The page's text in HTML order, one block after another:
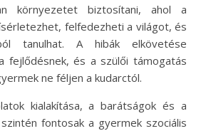
környezetet biztosítani, ahol a
felfedezheti a világot, és
tanulhat. A hibák elkövetése
fejlődésnek, és a szülői támogatás
ne féljen a kudarctól.
kialakítása, a barátságok és a
fontosak a gyermek szociális